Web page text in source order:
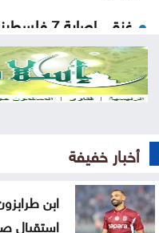
غزة .. إصابة 7 فلسطينيين بإطلاق نار إسرائيلي الأحد
إيران .. تعيين محسن
للأمن القومي
القتال في 3 جبهات
ترمب: نراقب إيران
كبير
أخبار خفيفة
ابن
استقبال